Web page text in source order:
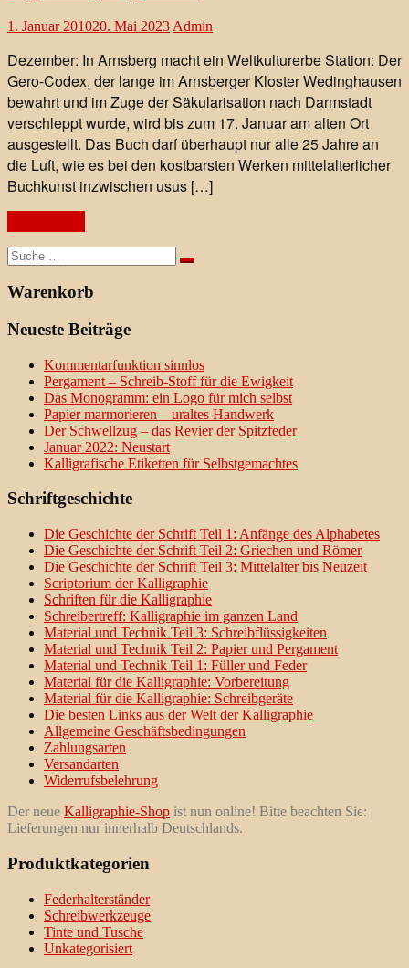
1. Januar 201020. Mai 2023 Admin
Dezember: In Arnsberg macht ein Weltkulturerbe Station: Der
Gero-Codex, der lange im Arnsberger Kloster Wedinghausen
bewahrt und im Zuge der Säkularisation nach Darmstadt
verschleppt wurde, wird bis zum 17. Januar am alten Ort
ausgestellt. Das Buch darf überhaupt nur alle 25 Jahre an
die Luft, wie es bei den kostbarsten Werken mittelalterlicher
Buchkunst inzwischen usus […]
Suche
nach:
Warenkorb
Neueste Beiträge
Kommentarfunktion sinnlos
Pergament – Schreib-Stoff für die Ewigkeit
Das Monogramm: ein Logo für mich selbst
Papier marmorieren – uraltes Handwerk
Der Schwellzug – das Revier der Spitzfeder
Januar 2022: Neustart
Kalligrafische Etiketten für Selbstgemachtes
Schriftgeschichte
Die Geschichte der Schrift Teil 1: Anfänge des Alphabetes
Die Geschichte der Schrift Teil 2: Griechen und Römer
Die Geschichte der Schrift Teil 3: Mittelalter bis Neuzeit
Scriptorium der Kalligraphie
Schriften für die Kalligraphie
Schreibertreff: Kalligraphie im ganzen Land
Material und Technik Teil 3: Schreibflüssigkeiten
Material und Technik Teil 2: Papier und Pergament
Material und Technik Teil 1: Füller und Feder
Material für die Kalligraphie: Vorbereitung
Material für die Kalligraphie: Schreibgeräte
Die besten Links aus der Welt der Kalligraphie
Allgemeine Geschäftsbedingungen
Zahlungsarten
Versandarten
Widerrufsbelehrung
Der neue Kalligraphie-Shop ist nun online! Bitte beachten Sie:
Lieferungen nur innerhalb Deutschlands.
Produktkategorien
Federhalterständer
Schreibwerkzeuge
Tinte und Tusche
Unkategorisiert